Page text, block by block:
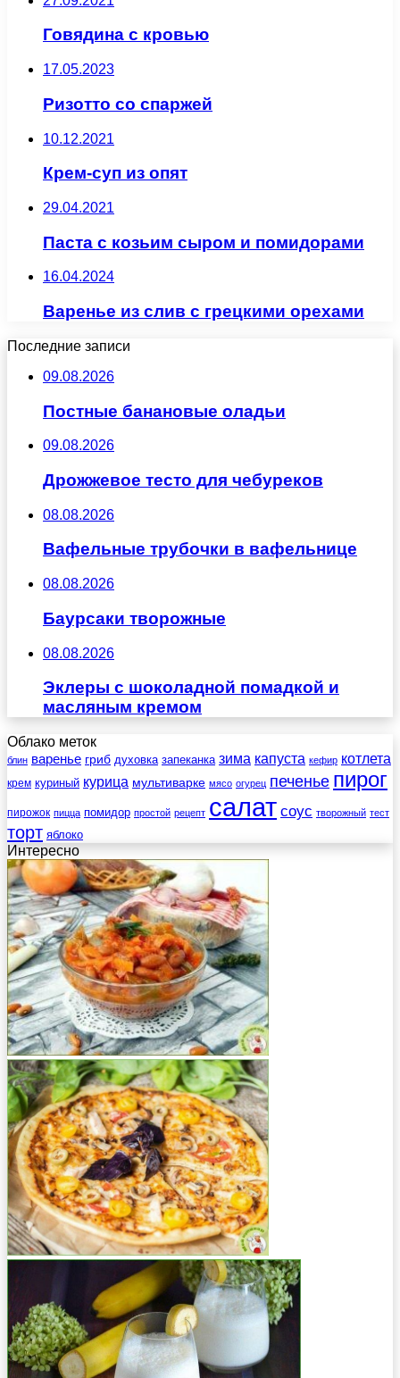
Говядина с кровью
17.05.2023
Ризотто со спаржей
10.12.2021
Крем-суп из опят
29.04.2021
Паста с козьим сыром и помидорами
16.04.2024
Варенье из слив с грецкими орехами
Последние записи
09.08.2026
Постные банановые оладьи
09.08.2026
Дрожжевое тесто для чебуреков
08.08.2026
Вафельные трубочки в вафельнице
08.08.2026
Баурсаки творожные
08.08.2026
Эклеры с шоколадной помадкой и
масляным кремом
Облако меток
блин варенье гриб духовка запеканка зима капуста кефир котлета
крем куриный курица мультиварке мясо огурец печенье пирог
пирожок пицца помидор простой рецепт салат соус творожный тест
торт яблоко
Интересно